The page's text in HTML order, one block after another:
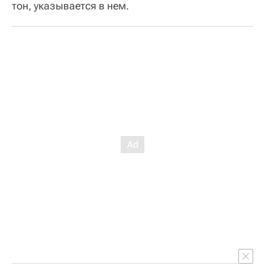
тон, указывается в нем.